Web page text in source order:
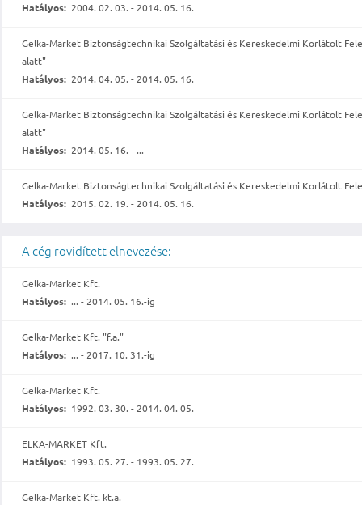
Hatályos: 2004. 02. 03. - 2014. 05. 16.
Gelka-Market Biztonságtechnikai Szolgáltatási és Kereskedelmi Korlátolt
alatt"
Hatályos: 2014. 04. 05. - 2014. 05. 16.
Gelka-Market Biztonságtechnikai Szolgáltatási és Kereskedelmi Korlátolt
alatt"
Hatályos: 2014. 05. 16. - ...
Gelka-Market Biztonságtechnikai Szolgáltatási és Kereskedelmi Korlátolt
Hatályos: 2015. 02. 19. - 2014. 05. 16.
A cég rövidített elnevezése:
Gelka-Market Kft.
Hatályos: ... - 2014. 05. 16.-ig
Gelka-Market Kft. "f.a."
Hatályos: ... - 2017. 10. 31.-ig
Gelka-Market Kft.
Hatályos: 1992. 03. 30. - 2014. 04. 05.
ELKA-MARKET Kft.
Hatályos: 1993. 05. 27. - 1993. 05. 27.
Gelka-Market Kft. kt.a.